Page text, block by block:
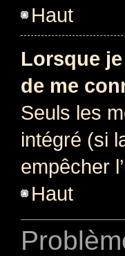
Haut
Lorsque
de me
Seuls les
intégré (si
empêcher
Haut